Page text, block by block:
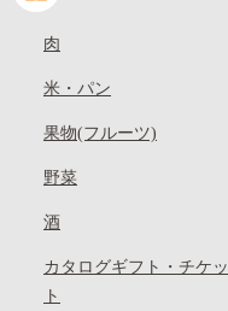
肉
米・パン
果物(フルーツ)
野菜
酒
カタログギフト・チケッ
ト